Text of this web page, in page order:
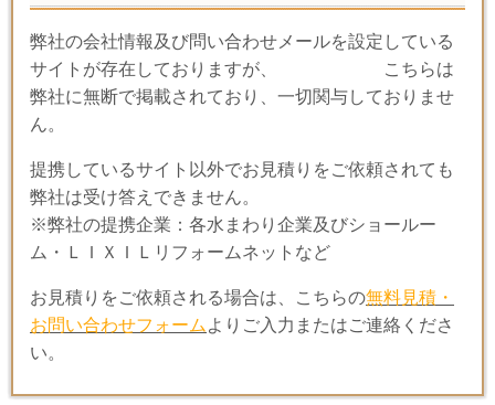
弊社の会社情報及び問い合わせメールを設定している
サイトが存在しておりますが、
こちらは
弊社に無断で掲載されており、一切関与しておりませ
ん。
提携しているサイト以外でお見積りをご依頼されても
弊社は受け答えできません。
※弊社の提携企業：各水まわり企業及びショールー
ム・ＬＩＸＩＬリフォームネットなど
お見積りをご依頼される場合は、こちらの無料見積・
お問い合わせフォーム よりご入力またはご連絡くださ
い。